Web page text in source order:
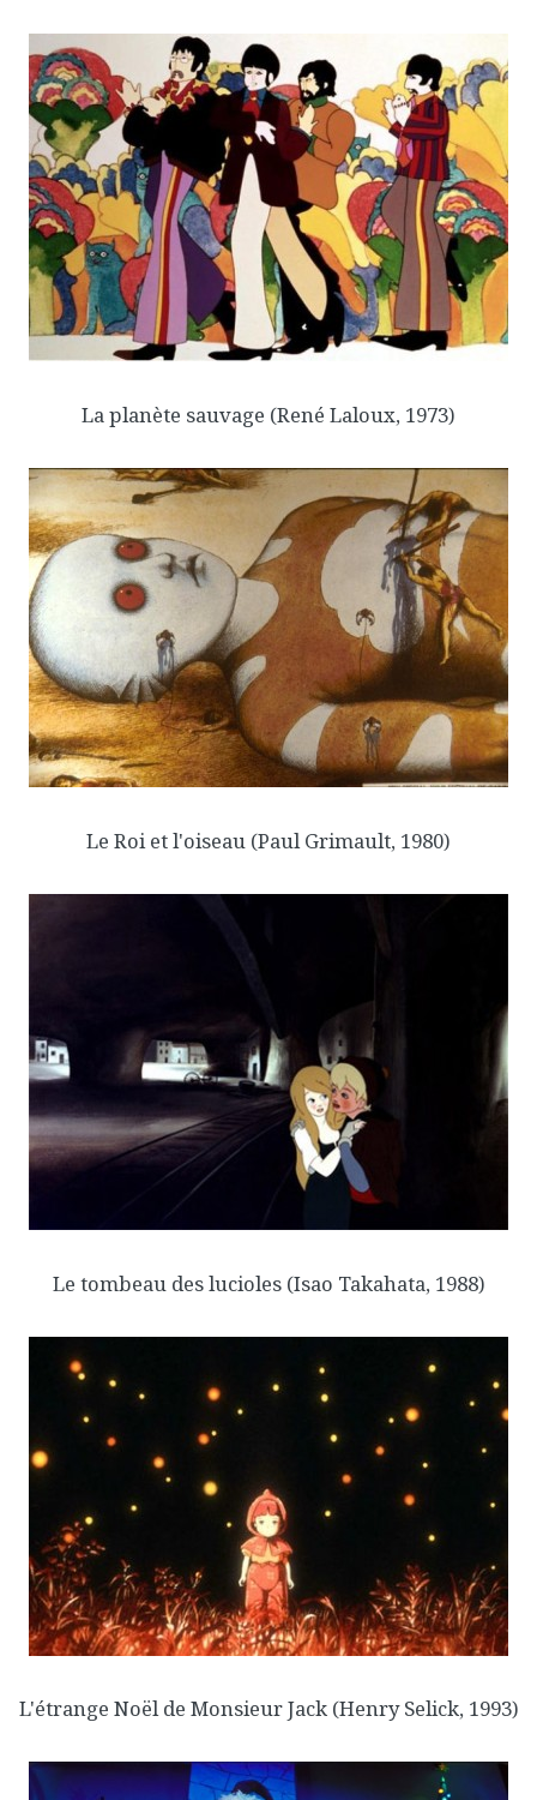
La planète sauvage (René Laloux, 1973)
Le Roi et l'oiseau (Paul Grimault, 1980)
Le tombeau des lucioles(Isao Takahata, 1988)
L'étrange Noël de Monsieur Jack(Henry Selick, 1993)